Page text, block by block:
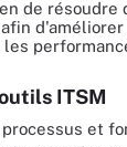
de
ITSM
et